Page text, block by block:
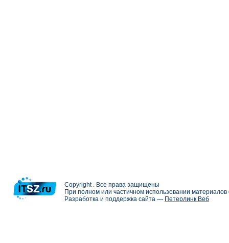
Copyright . Все права защищены
При полном или частичном использовании
Разработка и поддержка сайта — Петерлинк Веб